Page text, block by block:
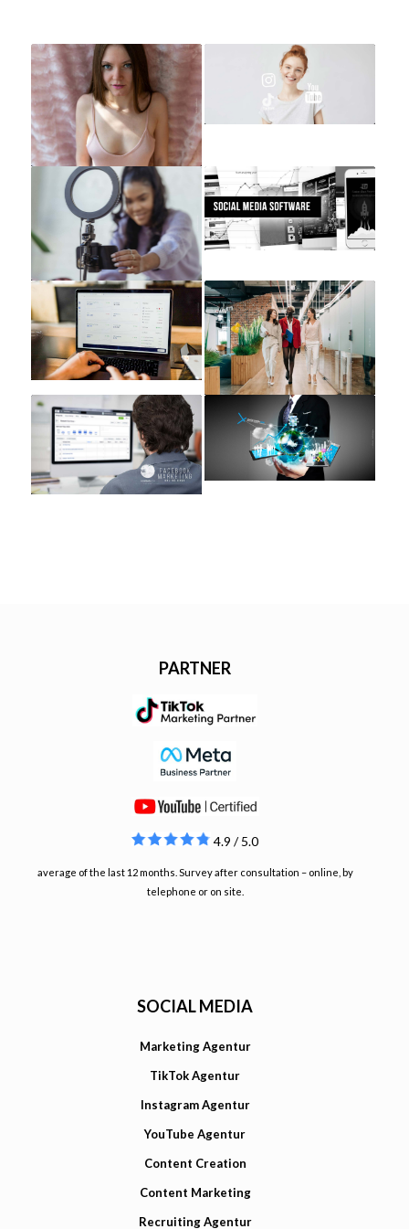
PARTNER
4.9 / 5.0
average of the last 12 months. Survey after consultation – online, by
telephone or on site.
SOCIAL MEDIA
Marketing Agentur
TikTok Agentur
Instagram Agentur
YouTube Agentur
Content Creation
Content Marketing
Recruiting Agentur